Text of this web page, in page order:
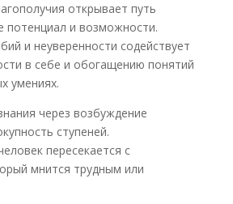
открывает путь
потенциал и возможности.
и неуверенности содействует
в себе и обогащению понятий
умениях.
через возбуждение
ступеней.
пересекается с
мнится трудным или